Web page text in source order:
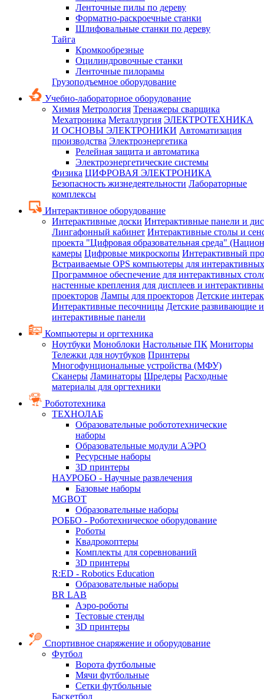
Ленточные пилы по дереву
Форматно-раскроечные станки
Шлифовальные станки по дереву
Тайга
Кромкообрезные
Оцилиндровочные станки
Ленточные пилорамы
Грузоподъемное оборудование
Учебно-лабораторное оборудование
Химия Метрология Тренажеры сварщика
Мехатроника Металлургия ЭЛЕКТРОТЕХНИКА
И ОСНОВЫ ЭЛЕКТРОНИКИ Автоматизация
производства Электроэнергетика
Релейная защита и автоматика
Электроэнергетические системы
Физика ЦИФРОВАЯ ЭЛЕКТРОНИКА
Безопасность жизнедеятельности Лабораторные
комплексы
Интерактивное оборудование
Интерактивные доски Интерактивные панели и
Лингафонный кабинет Интерактивные столы и
проекта "Цифровая образовательная среда"
камеры Цифровые микроскопы Интерактивный
Встраиваемые OPS компьютеры для
Программное обеспечение для интерактивных
настенные крепления для дисплеев и
проекторов Лампы для проекторов Детские
Интерактивные песочницы Детские развивающие
интерактивные панели
Компьютеры и оргтехника
Ноутбуки Моноблоки Настольные ПК Мониторы
Тележки для ноутбуков Принтеры
Многофунциональные устройства (МФУ)
Сканеры Ламинаторы Шредеры Расходные
материалы для оргтехники
Робототехника
ТЕХНОЛАБ
Образовательные робототехнические
наборы
Образовательные модули АЭРО
Ресурсные наборы
3D принтеры
НАУРОБО - Научные развлечения
Базовые наборы
MGBOT
Образовательные наборы
РОББО - Роботехническое оборудование
Роботы
Квадрокоптеры
Комплекты для соревнований
3D принтеры
R:ED - Robotics Education
Образовательные наборы
BR LAB
Аэро-роботы
Тестовые стенды
3D принтеры
Спортивное снаряжение и оборудование
Футбол
Ворота футбольные
Мячи футбольные
Сетки футбольные
Баскетбол